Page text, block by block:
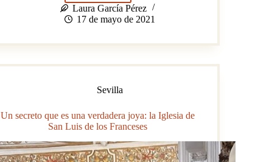
Casa
de
esconde
sus
cuatro
Laura García Pérez
17 de mayo de 2021
Sevilla
Un secreto que es una verdadera joya: la Iglesia de
San Luis de los Franceses